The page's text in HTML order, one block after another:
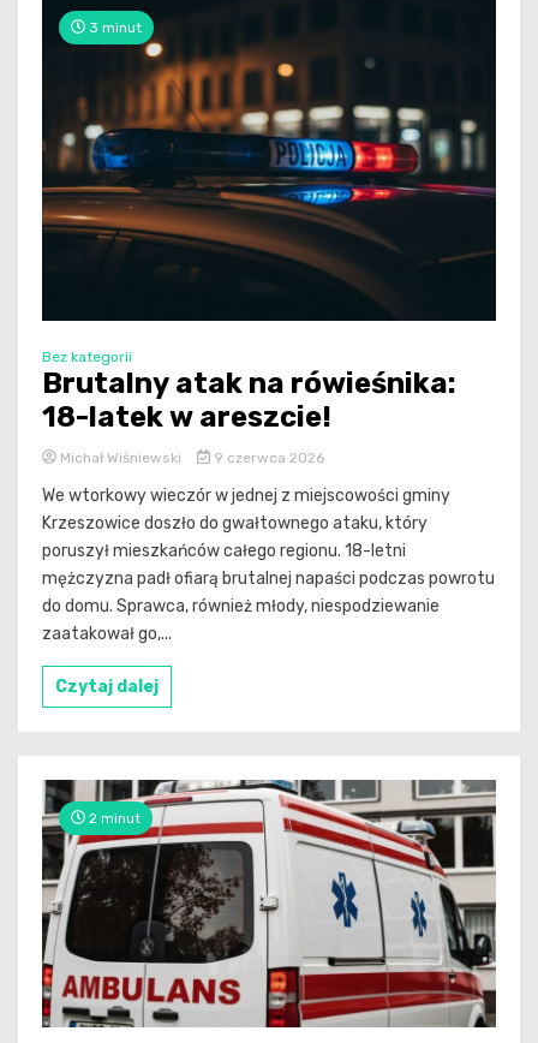
3 minut
Bez kategorii
Brutalny atak na rówieśnika:
18-latek w areszcie!
Michał Wiśniewski 9 czerwca 2026
We wtorkowy wieczór w jednej z miejscowości gminy
Krzeszowice doszło do gwałtownego ataku, który
poruszył mieszkańców całego regionu. 18-letni
mężczyzna padł ofiarą brutalnej napaści podczas powrotu
do domu. Sprawca, również młody, niespodziewanie
zaatakował go,...
Czytaj dalej
2 minut